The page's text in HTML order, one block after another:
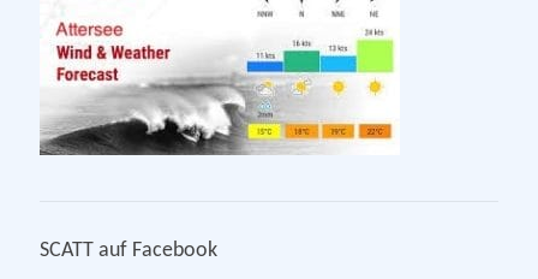
SCATT auf Facebook